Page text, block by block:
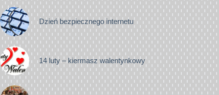
Dzień bezpiecznego internetu
14 luty – kiermasz walentynkowy